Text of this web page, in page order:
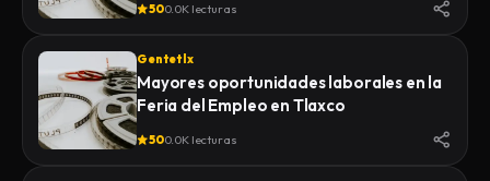
500.0K lecturas
Gentetlx
Mayores oportunidades laborales en la
Feria del Empleo en Tlaxco
500.0K lecturas